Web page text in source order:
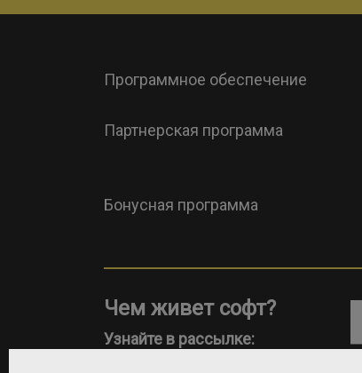
Программное обеспечение
Партнерская программа
Бонусная программа
Чем живет софт?
Узнайте в рассылке: